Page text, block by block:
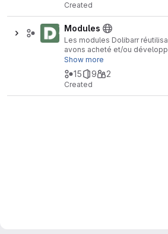
Created
Modules
Les modules Dolibarr
avons acheté et/ou
façon que nous souhaitons
générique générique pour
doit avoir une fork ici.
Show more
15 9 2
Created